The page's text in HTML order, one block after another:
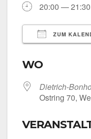
20:00 — 21:30
ZUM
WO
Dietrich-
Ost­ring 70,